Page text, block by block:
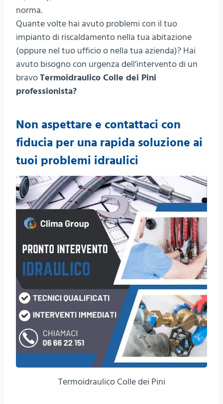
norma.
Quante volte hai avuto problemi con il tuo
impianto di riscaldamento nella tua abitazione
(oppure nel tuo ufficio o nella tua azienda)? Hai
avuto bisogno con urgenza dell’intervento di un
bravoTermoidraulico Colle dei Pini
professionista?
Non aspettare e contattaci con
fiducia per una rapida soluzione ai
tuoi problemi idraulici
Termoidraulico Colle dei Pini